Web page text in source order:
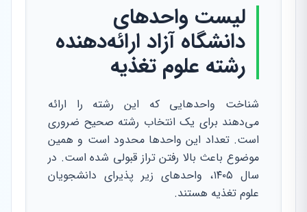
لیست واحدهای
دانشگاه آزاد ارائه‌دهنده
رشته علوم تغذیه
شناخت واحدهایی که این رشته را ارائه
می‌دهند برای یک انتخاب رشته صحیح ضروری
است. تعداد این واحدها محدود است و همین
موضوع باعث بالا رفتن تراز قبولی شده است. در
سال ۱۴۰۵، واحدهای زیر پذیرای دانشجویان
علوم تغذیه هستند.